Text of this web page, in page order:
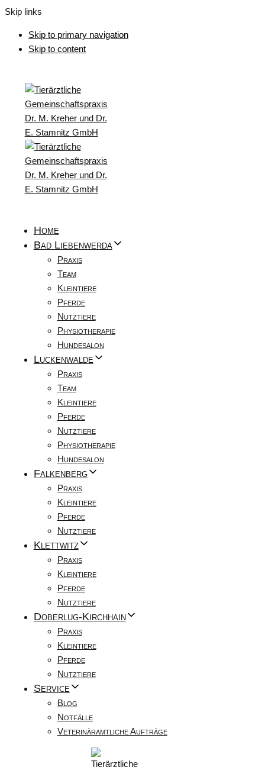
Skip links
Skip to primary navigation
Skip to content
Home
Bad Liebenwerda
Praxis
Team
Kleintiere
Pferde
Nutztiere
Physiotherapie
Hundesalon
Luckenwalde
Praxis
Team
Kleintiere
Pferde
Nutztiere
Physiotherapie
Hundesalon
Falkenberg
Praxis
Kleintiere
Pferde
Nutztiere
Klettwitz
Praxis
Kleintiere
Pferde
Nutztiere
Doberlug-Kirchhain
Praxis
Kleintiere
Pferde
Nutztiere
Service
Blog
Notfälle
Veterinäramtliche Aufträge